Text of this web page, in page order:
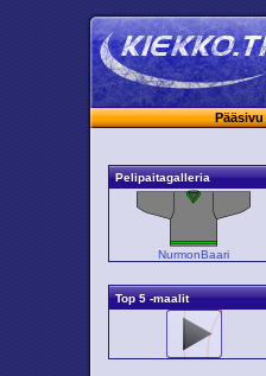
Pääsivu
Pelipaitagalleria
NurmonBaari
Top 5 -maalit